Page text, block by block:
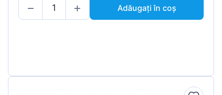
Adăugați în coș